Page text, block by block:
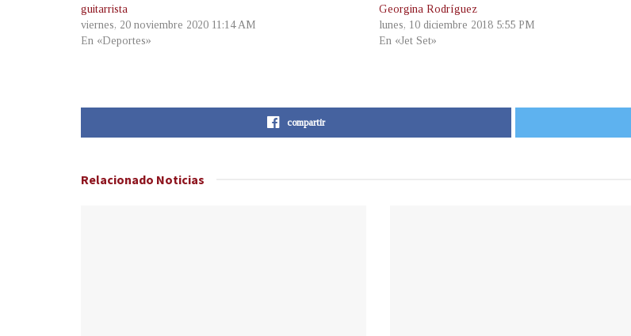
guitarrista
viernes, 20 noviembre 2020 11:14 AM
En «Deportes»
Georgina Rodríguez
lunes, 10 diciembre 2018 5:55 PM
En «Jet Set»
compartir
Relacionado Noticias